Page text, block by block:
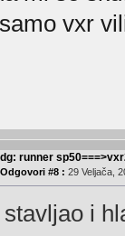
vxr
runner
Odgovori #8 : 29 Veljača,
i